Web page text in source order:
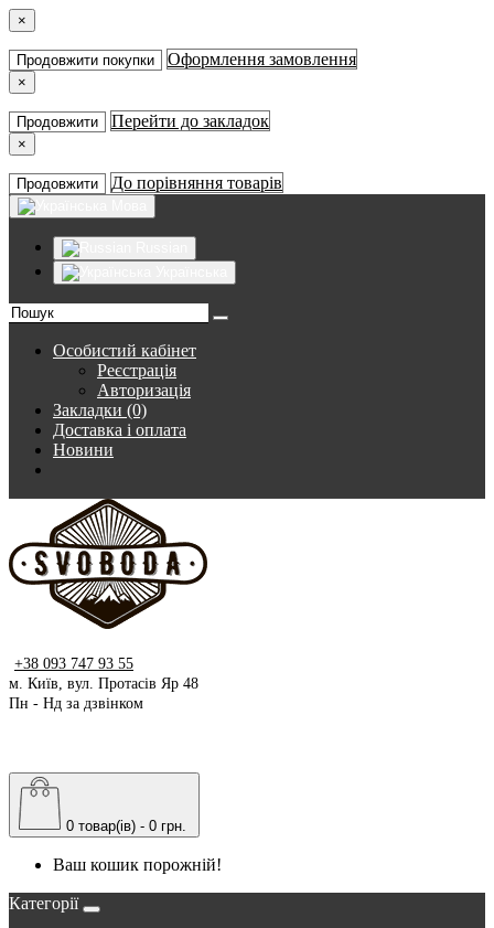
×
Продовжити покупки Оформлення замовлення
×
Продовжити Перейти до закладок
×
Продовжити До порівняння товарів
Особистий кабінет
Реєстрація
Авторизація
Закладки (0)
Доставка і оплата
Новини
+38 093 747 93 55
м. Київ, вул. Протасів Яр 48
Пн - Нд за дзвінком
0 товар(ів) - 0 грн.
Ваш кошик порожній!
Категорії